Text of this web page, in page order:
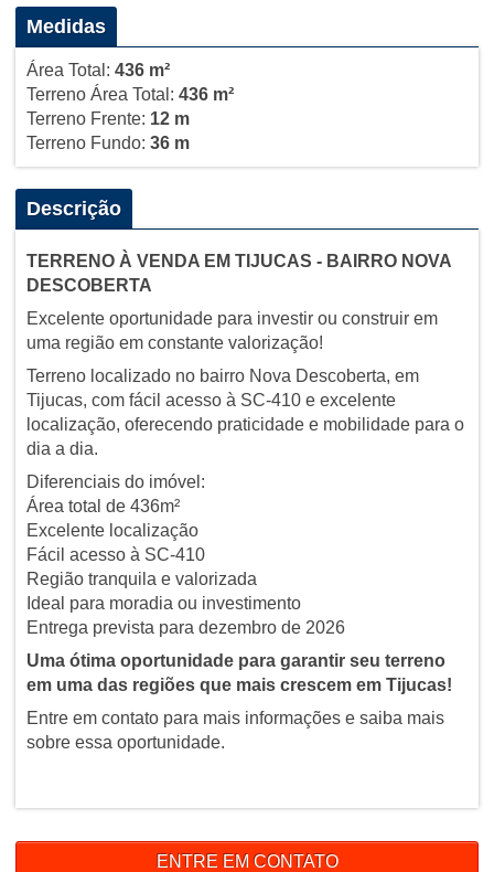
Medidas
Área Total: 436 m²
Terreno Área Total: 436 m²
Terreno Frente: 12 m
Terreno Fundo: 36 m
Descrição
TERRENO À VENDA EM TIJUCAS - BAIRRO NOVA
DESCOBERTA
Excelente oportunidade para investir ou construir em
uma região em constante valorização!
Terreno localizado no bairro Nova Descoberta, em
Tijucas, com fácil acesso à SC-410 e excelente
localização, oferecendo praticidade e mobilidade para o
dia a dia.
Diferenciais do imóvel:
Área total de 436m²
Excelente localização
Fácil acesso à SC-410
Região tranquila e valorizada
Ideal para moradia ou investimento
Entrega prevista para dezembro de 2026
Uma ótima oportunidade para garantir seu terreno
em uma das regiões que mais crescem em Tijucas!
Entre em contato para mais informações e saiba mais
sobre essa oportunidade.
ENTRE EM CONTATO